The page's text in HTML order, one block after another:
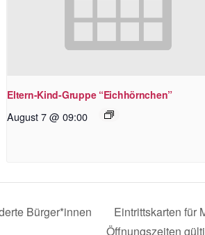
Eltern-Kind-Gruppe “Eichhörnchen”
August 7 @ 09:00
Bürger*innen
Eintrittskarten für
Öffnungszeiten